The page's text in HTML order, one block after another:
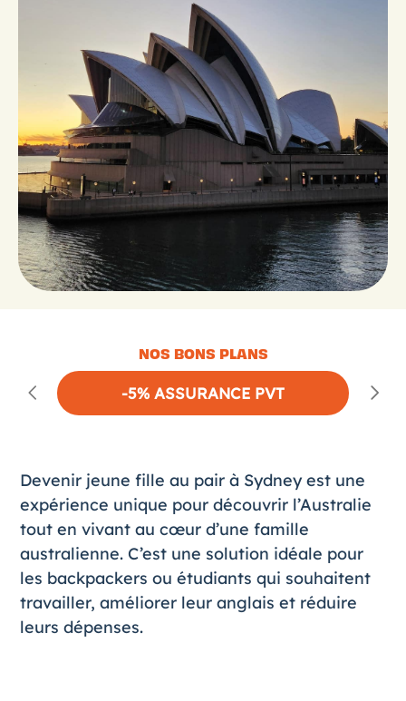
NOS BONS PLANS
-5% ASSURANCE PVT
Devenir jeune fille au pairà Sydney est une
expérience unique pour découvrir l’Australie
tout en vivant au cœur d’une famille
australienne. C’est une solution idéale pour
les backpackers ou étudiants qui souhaitent
travailler, améliorer leur anglais et réduire
leurs dépenses.